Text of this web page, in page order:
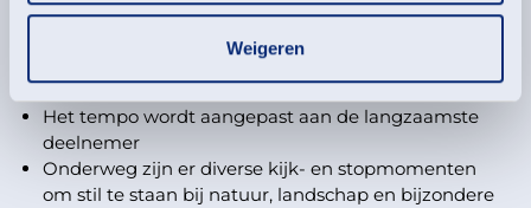
Weigeren
bezoekerscentrum van Vesting Bourtange
Zowel deelnemers met een e-bike als met een
gewone fiets zijn welkom (geen leenfietsen
beschikbaar)
Het tempo wordt aangepast aan de langzaamste
deelnemer
Onderweg zijn er diverse kijk- en stopmomenten
om stil te staan bij natuur, landschap en bijzondere